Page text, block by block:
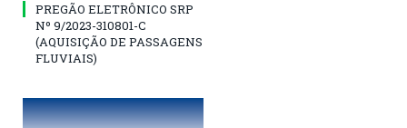
PREGÃO ELETRÔNICO SRP
Nº 9/2023-310801-C
(AQUISIÇÃO DE PASSAGENS
FLUVIAIS)